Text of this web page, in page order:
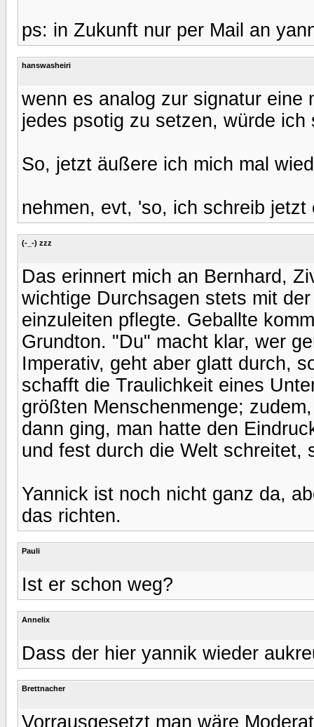
ps: in Zukunft nur per Mail an
hanswasheiri
wenn es analog zur signatur eine
jedes psotig zu setzen, würde ich
So, jetzt äußere ich mich mal
nehmen, evt, 'so, ich schreib jetzt
(-_-) zzz
Das erinnert mich an Bernhard,
wichtige Durchsagen stets mit
einzuleiten pflegte. Geballte
Grundton. "Du" macht klar, wer
Imperativ, geht aber glatt durch,
schafft die Traulichkeit eines
größten Menschenmenge;
dann ging, man hatte den
und fest durch die Welt schreitet,
Yannick ist noch nicht ganz da,
das richten.
Pauli
Ist er schon weg?
Annelix
Dass der hier yannik wieder
Brettnacher
Vorrausgesetzt man wäre